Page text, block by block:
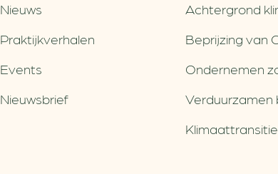
Nieuws
Praktijkverhalen
Events
Nieuwsbrief
Achtergrond
Beprijzing van
Ondernemen
Verduurzamen